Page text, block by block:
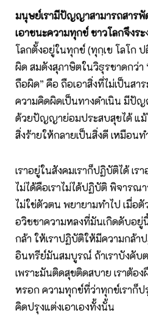
มนุษย์เรามีปัญญาสามารถสารพั
เอาชนะความทุกข์ชาวโลกจึงร
โลกตั้งอยู่ในทุกข์ (ทุกฺเข โลโก ป
ผิด สมดังสุภาษิตในวิธุรชาดกว่า
ถือผิด” คือ ถือเอาสิ่งที่ไม่เป็นสา
ความคิดผิดเป็นทางดำเนิน มีปั
ด้วยปัญญาย่อมประสบสุขได้ แม้
สิ่งร้ายให้กลายเป็นสิ่งดี เหมือน
เราอยู่ในสังคมเราก็ปฏิบัติได้ เ
ไม่ได้คือเราไม่ได้ปฏิบัติ พิจาร
ไม่ใช่ตัวตน พยายามทำไป เมื่อ
อวิชชาความหลงที่มันเกิดดับอ
กล้า ให้เราปฏิบัติให้มีความกล้า
อินทรีย์มันสมบูรณ์ ถ้าเราบังคับต
เพราะมันติดสุขติดสบาย เราต้อ
หรอก ความทุกข์ที่ว่าทุกข์เราก็ป
คิดปรุงแต่งเอาเองทั้งนั้น